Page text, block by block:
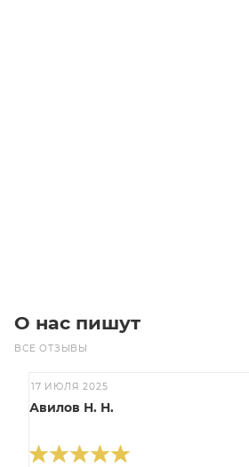
О нас пишут
ВСЕ ОТЗЫВЫ
17 ИЮЛЯ 2025
Авилов Н. Н.